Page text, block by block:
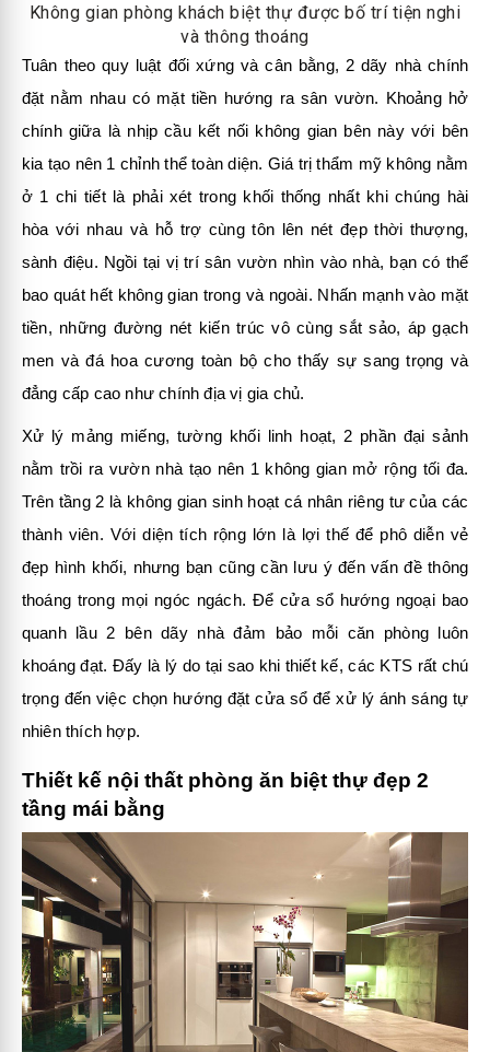
Không gian phòng khách biệt thự được bố trí tiện nghi
và thông thoáng
Tuân theo quy luật đối xứng và cân bằng, 2 dãy nhà chính
đặt nằm nhau có mặt tiền hướng ra sân vườn. Khoảng hở
chính giữa là nhịp cầu kết nối không gian bên này với bên
kia tạo nên 1 chỉnh thể toàn diện. Giá trị thẩm mỹ không nằm
ở 1 chi tiết là phải xét trong khối thống nhất khi chúng hài
hòa với nhau và hỗ trợ cùng tôn lên nét đẹp thời thượng,
sành điệu. Ngồi tại vị trí sân vườn nhìn vào nhà, bạn có thể
bao quát hết không gian trong và ngoài. Nhấn mạnh vào mặt
tiền, những đường nét kiến trúc vô cùng sắt sảo, áp gạch
men và đá hoa cương toàn bộ cho thấy sự sang trọng và
đẳng cấp cao như chính địa vị gia chủ.
Xử lý mảng miếng, tường khối linh hoạt, 2 phần đại sảnh
nằm trồi ra vườn nhà tạo nên 1 không gian mở rộng tối đa.
Trên tầng 2 là không gian sinh hoạt cá nhân riêng tư của các
thành viên. Với diện tích rộng lớn là lợi thế để phô diễn vẻ
đẹp hình khối, nhưng bạn cũng cần lưu ý đến vấn đề thông
thoáng trong mọi ngóc ngách. Để cửa sổ hướng ngoại bao
quanh lầu 2 bên dãy nhà đảm bảo mỗi căn phòng luôn
khoáng đạt. Đấy là lý do tại sao khi thiết kế, các KTS rất chú
trọng đến việc chọn hướng đặt cửa sổ để xử lý ánh sáng tự
nhiên thích hợp.
Thiết kế nội thất phòng ăn biệt thự đẹp 2
tầng mái bằng